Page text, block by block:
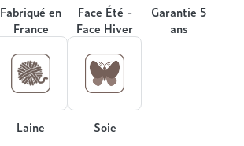
Fabriqué en
France
Face Été -
Face Hiver
Garantie 5
ans
Laine Soie